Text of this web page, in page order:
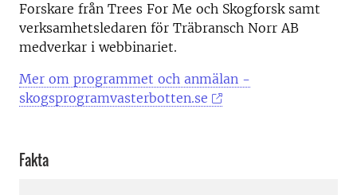
Forskare från Trees For Me och Skogforsk samt
verksamhetsledaren för Träbransch Norr AB
medverkar i webbinariet.
Mer om programmet och anmälan -
skogsprogramvasterbotten.se
Fakta